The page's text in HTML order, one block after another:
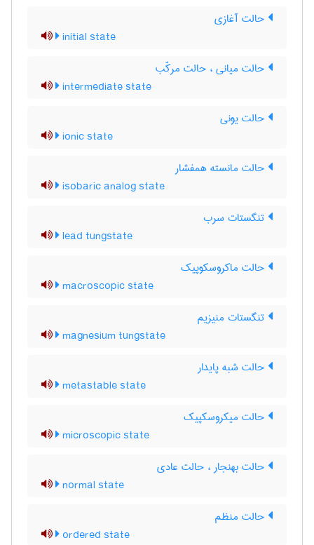
حالت آغازی
initial state
حالت میانی ، حالت مرکّب
intermediate state
حالت یونی
ionic state
حالت مانسته همفشار
isobaric analog state
تنگستات سرب
lead tungstate
حالت ماکروسکوپیک
macroscopic state
تنگستات منیزیم
magnesium tungstate
حالت شبه پایدار
metastable state
حالت میکروسکپیک
microscopic state
حالت بهنجار ، حالت عادی
normal state
حالت منظم
ordered state